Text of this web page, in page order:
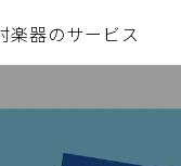
楽器のサービス